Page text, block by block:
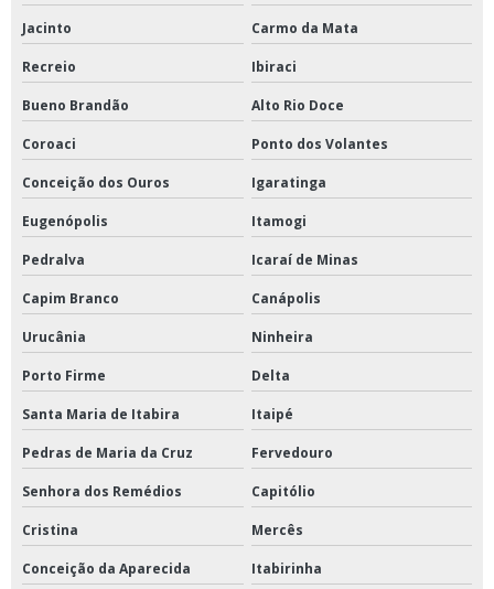
Jacinto Carmo da Mata
Recreio Ibiraci
Bueno Brandão Alto Rio Doce
Coroaci Ponto dos Volantes
Conceição dos Ouros Igaratinga
Eugenópolis Itamogi
Pedralva Icaraí de Minas
Capim Branco Canápolis
Urucânia Ninheira
Porto Firme Delta
Santa Maria de Itabira Itaipé
Pedras de Maria da Cruz Fervedouro
Senhora dos Remédios Capitólio
Cristina Mercês
Conceição da Aparecida Itabirinha